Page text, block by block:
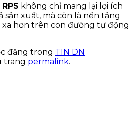
không chỉ mang lại lợi ích
xuất, mà còn là nền tảng
hơn trên con đường tự động
đăng trong TIN DN
trang permalink.